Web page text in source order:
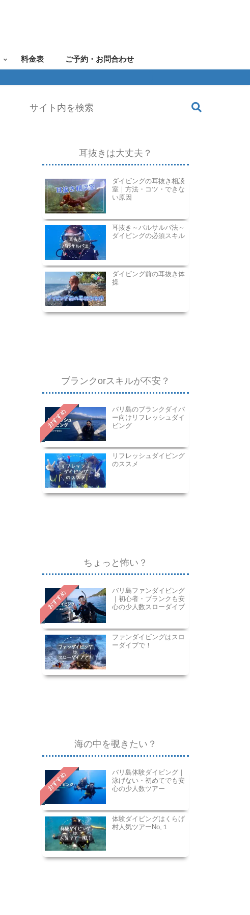
料金表 ご予約・お問合わせ
耳抜きは大丈夫？
ダイビングの耳抜き相談
室｜方法・コツ・できな
い原因
耳抜き～バルサルバ法～
ダイビングの必須スキル
ダイビング前の耳抜き体
操
ブランクorスキルが不安？
おすすめ
バリ島のブランクダイバ
ー向けリフレッシュダイ
ビング
リフレッシュダイビング
のススメ
ちょっと怖い？
おすすめ
バリ島ファンダイビング
｜初心者・ブランクも安
心の少人数スローダイブ
ファンダイビングはスロ
ーダイブで！
海の中を覗きたい？
おすすめ
バリ島体験ダイビング｜
泳げない・初めてでも安
心の少人数ツアー
体験ダイビングはくらげ
村人気ツアーNo,１